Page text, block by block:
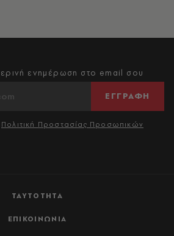
ΤΑΥΤΟΤΗΤΑ
ΕΠΙΚΟΙΝΩΝΙΑ
ενημέρωση στο email σου
ΕΓΓΡΑΦΗ
Πολιτική Προστασίας Προσωπικών